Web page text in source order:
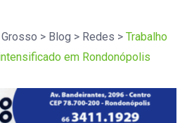
> Blog > Redes > Trabalho
em Rondonópolis